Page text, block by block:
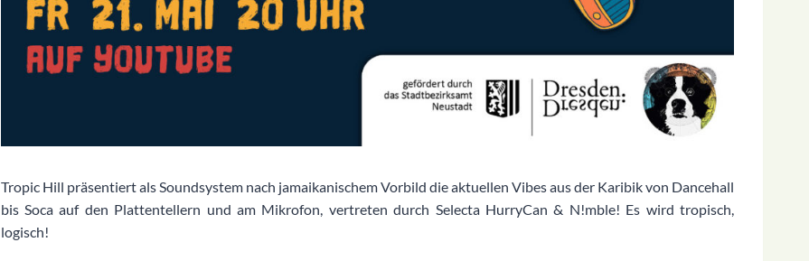
Tropic Hill präsentiert als Soundsystem nach jamaikanischem Vorbild die aktuellen Vibes aus der Karibik von Dancehall
bis Soca auf den Plattentellern und am Mikrofon, vertreten durch Selecta HurryCan & N!mble! Es wird tropisch,
logisch!